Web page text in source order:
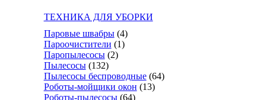
ТЕХНИКА ДЛЯ УБОРКИ
Паровые швабры (4)
Пароочистители (1)
Паропылесосы (2)
Пылесосы (132)
Пылесосы беспроводные (64)
Роботы-мойщики окон (13)
Роботы-пылесосы (64)